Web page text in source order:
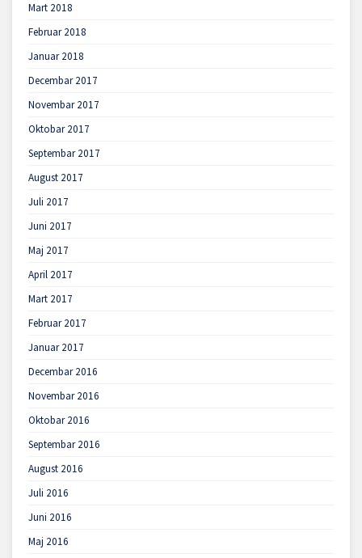
Mart 2018
Februar 2018
Januar 2018
Decembar 2017
Novembar 2017
Oktobar 2017
Septembar 2017
August 2017
Juli 2017
Juni 2017
Maj 2017
April 2017
Mart 2017
Februar 2017
Januar 2017
Decembar 2016
Novembar 2016
Oktobar 2016
Septembar 2016
August 2016
Juli 2016
Juni 2016
Maj 2016